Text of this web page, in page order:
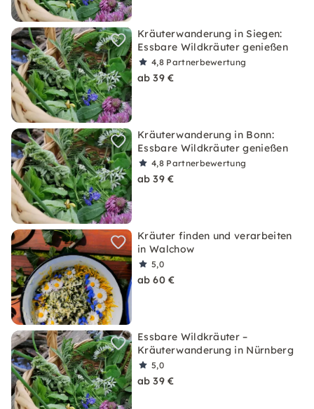
Kräuterwanderung in Siegen:
Essbare Wildkräuter genießen
4,8 Partnerbewertung
ab 39 €
Kräuterwanderung in Bonn:
Essbare Wildkräuter genießen
4,8 Partnerbewertung
ab 39 €
Kräuter finden und verarbeiten
in Walchow
5,0
ab 60 €
Essbare Wildkräuter –
Kräuterwanderung in Nürnberg
5,0
ab 39 €